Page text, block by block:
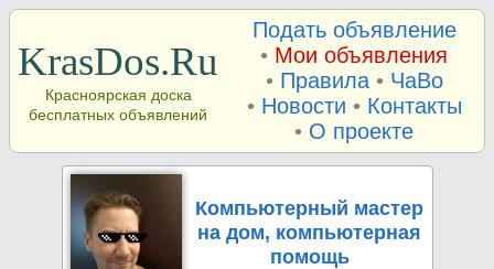
KrasDos.Ru
Красноярская доска
бесплатных объявлений
Подать объявление
• Мои объявления
• Правила• ЧаВо
• Новости • Контакты
• О проекте
Компьютерный мастер
на дом, компьютерная
помощь